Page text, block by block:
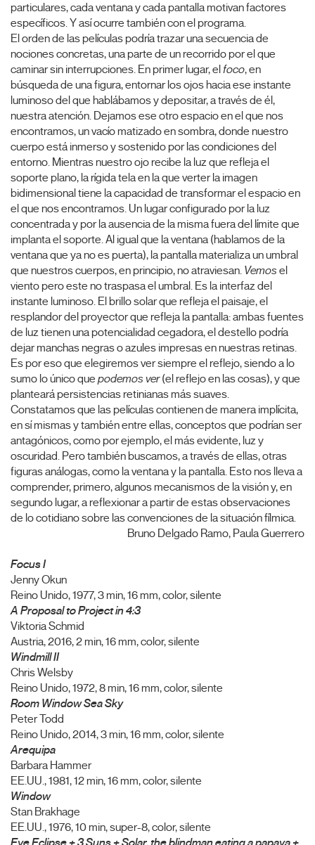
particulares, cada ventana y cada pantalla motivan factores
específicos. Y así ocurre también con el programa.
El orden de las películas podría trazar una secuencia de
nociones concretas, una parte de un recorrido por el que
caminar sin interrupciones. En primer lugar, elfoco, en
búsqueda de una figura, entornar los ojos hacia ese instante
luminoso del que hablábamos y depositar, a través de él,
nuestra atención. Dejamos ese otro espacio en el que nos
encontramos, un vacío matizado en sombra, donde nuestro
cuerpo está inmerso y sostenido por las condiciones del
entorno. Mientras nuestro ojo recibe la luz que refleja el
soporte plano, la rígida tela en la que verter la imagen
bidimensional tiene la capacidad de transformar el espacio en
el que nos encontramos. Un lugar configurado por la luz
concentrada y por la ausencia de la misma fuera del límite que
implanta el soporte. Al igual que la ventana (hablamos de la
ventana que ya no es puerta), la pantalla materializa un umbral
que nuestros cuerpos, en principio, no atraviesan. Vemos el
viento pero este no traspasa el umbral. Es la interfaz del
instante luminoso. El brillo solar que refleja el paisaje, el
resplandor del proyector que refleja la pantalla: ambas fuentes
de luz tienen una potencialidad cegadora, el destello podría
dejar manchas negras o azules impresas en nuestras retinas.
Es por eso que elegiremos ver siempre el reflejo, siendo a lo
sumo lo único que podemos ver(el reflejo en las cosas), y que
planteará persistencias retinianas más suaves.
Constatamos que las películas contienen de manera implícita,
en sí mismas y también entre ellas, conceptos que podrían ser
antagónicos, como por ejemplo, el más evidente, luz y
oscuridad. Pero también buscamos, a través de ellas, otras
figuras análogas, como la ventana y la pantalla. Esto nos lleva a
comprender, primero, algunos mecanismos de la visión y, en
segundo lugar, a reflexionar a partir de estas observaciones
de lo cotidiano sobre las convenciones de la situación fílmica.
Bruno Delgado Ramo, Paula Guerrero
Focus I
Jenny Okun
Reino Unido, 1977, 3 min, 16 mm, color, silente
A Proposal to Project in 4:3
Viktoria Schmid
Austria, 2016, 2 min, 16 mm, color, silente
Windmill II
Chris Welsby
Reino Unido, 1972, 8 min, 16 mm, color, silente
Room Window Sea Sky
Peter Todd
Reino Unido, 2014, 3 min, 16 mm, color, silente
Arequipa
Barbara Hammer
EE.UU., 1981, 12 min, 16 mm, color, silente
Window
Stan Brakhage
EE.UU., 1976, 10 min, super-8, color, silente